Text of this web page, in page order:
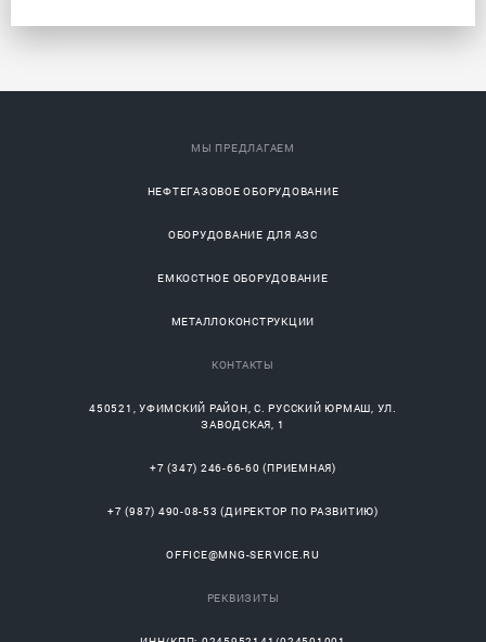
МЫ ПРЕДЛАГАЕМ
НЕФТЕГАЗОВОЕ ОБОРУДОВАНИЕ
ОБОРУДОВАНИЕ ДЛЯ АЗС
ЕМКОСТНОЕ ОБОРУДОВАНИЕ
МЕТАЛЛОКОНСТРУКЦИИ
КОНТАКТЫ
450521 ,УФИМСКИЙ РАЙОН, С.РУССКИЙ ЮРМАШ, УЛ.
ЗАВОДСКАЯ, 1
+7 (347) 246-66-60 (ПРИЕМНАЯ)
+7 (987) 490-08-53 (ДИРЕКТОР ПО РАЗВИТИЮ)
OFFICE@MNG-SERVICE.RU
РЕКВИЗИТЫ